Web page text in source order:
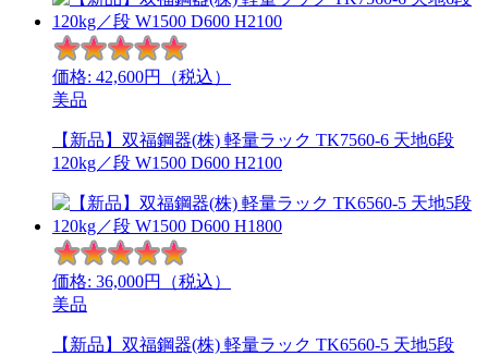
価格: 42,600円（税込）
美品
【新品】双福鋼器(株) 軽量ラック TK7560-6 天地6段
120kg／段 W1500 D600 H2100
価格: 36,000円（税込）
美品
【新品】双福鋼器(株) 軽量ラック TK6560-5 天地5段